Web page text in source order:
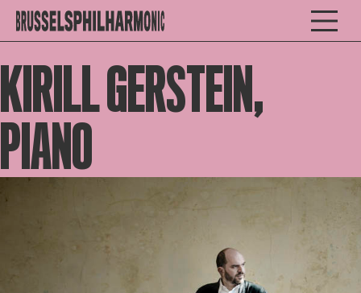
KIRILL GERSTEIN,
PIANO